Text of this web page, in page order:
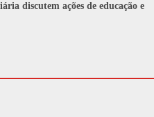
discutem ações de educação e